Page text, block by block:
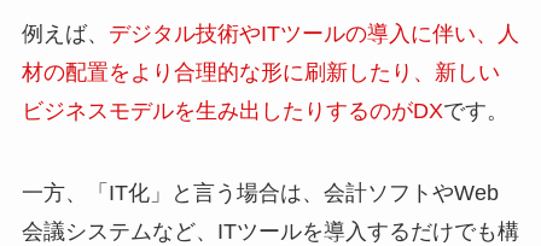
例えば、 デジタル技術やITツールの導入に伴い、人
材の配置をより合理的な形に刷新したり、新しい
ビジネスモデルを生み出したりするのがDXです。
一方、「IT化」と言う場合は、会計ソフトやWeb
会議システムなど、ITツールを導入するだけでも構